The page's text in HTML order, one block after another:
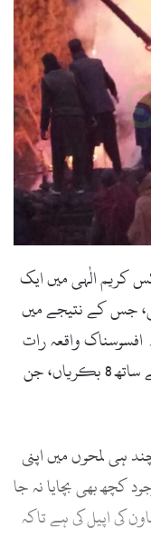
کریم الٰہی میں ایک
جس کے نتیجے میں
واقعہ رات
تقریباً 5 بجے پیش آیا، جس میں عمارت کے ساتھ 8 بکریاں، جن
ہی لمحوں میں اپنی
کچھ بھی بچایا نہ جا
کی اپیل کی ہے تاکہ